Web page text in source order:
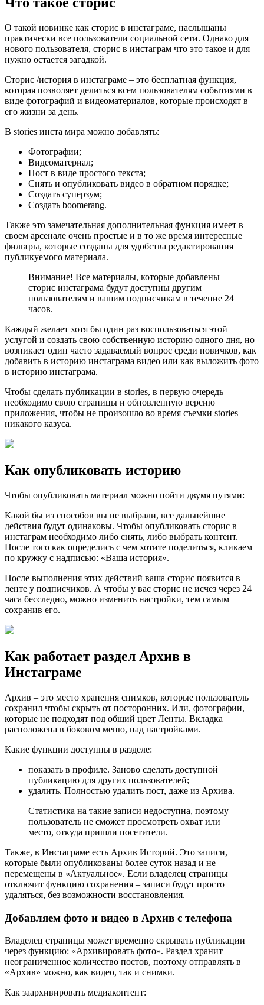
О такой новинке как сторис в инстаграме, наслышаны
практически все пользователи социальной сети. Однако для
нового пользователя, сторис в инстаграм что это такое и для
нужно остается загадкой.
Сторис /история в инстаграме – это бесплатная функция,
которая позволяет делиться всем пользователям событиями в
виде фотографий и видеоматериалов, которые происходят в
его жизни за день.
В stories инста мира можно добавлять:
Фотографии;
Видеоматериал;
Пост в виде простого текста;
Снять и опубликовать видео в обратном порядке;
Создать суперзум;
Создать boomerang.
Также это замечательная дополнительная функция имеет в
своем арсенале очень простые и в то же время интересные
фильтры, которые созданы для удобства редактирования
публикуемого материала.
Внимание! Все материалы, которые добавлены
сторис инстаграма будут доступны другим
пользователям и вашим подписчикам в течение 24
часов.
Каждый желает хотя бы один раз воспользоваться этой
услугой и создать свою собственную историю одного дня, но
возникает один часто задаваемый вопрос среди новичков, как
добавить в историю инстаграма видео или как выложить фото
в историю инстаграма.
Чтобы сделать публикации в stories, в первую очередь
необходимо свою страницы и обновленную версию
приложения, чтобы не произошло во время съемки stories
никакого казуса.
Как опубликовать историю
Чтобы опубликовать материал можно пойти двумя путями:
Какой бы из способов вы не выбрали, все дальнейшие
действия будут одинаковы. Чтобы опубликовать сторис в
инстаграм необходимо либо снять, либо выбрать контент.
После того как определись с чем хотите поделиться, кликаем
по кружку с надписью: «Ваша история».
После выполнения этих действий ваша сторис появится в
ленте у подписчиков. А чтобы у вас сторис не исчез через 24
часа бесследно, можно изменить настройки, тем самым
сохранив его.
Как работает раздел Архив в
Инстаграме
Архив – это место хранения снимков, которые пользователь
сохранил чтобы скрыть от посторонних. Или, фотографии,
которые не подходят под общий цвет Ленты. Вкладка
расположена в боковом меню, над настройками.
Какие функции доступны в разделе:
показать в профиле. Заново сделать доступной
публикацию для других пользователей;
удалить. Полностью удалить пост, даже из Архива.
Статистика на такие записи недоступна, поэтому
пользователь не сможет просмотреть охват или
место, откуда пришли посетители.
Также, в Инстаграме есть Архив Историй. Это записи,
которые были опубликованы более суток назад и не
перемещены в «Актуальное». Если владелец страницы
отключит функцию сохранения – записи будут просто
удаляться, без возможности восстановления.
Добавляем фото и видео в Архив с телефона
Владелец страницы может временно скрывать публикации
через функцию: «Архивировать фото». Раздел хранит
неограниченное количество постов, поэтому отправлять в
«Архив» можно, как видео, так и снимки.
Как заархивировать медиаконтент: